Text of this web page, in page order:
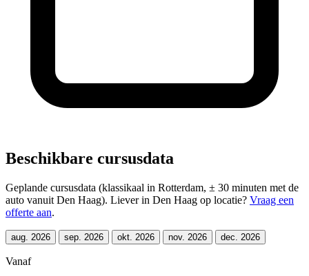
Beschikbare cursusdata
Geplande cursusdata (klassikaal in Rotterdam, ± 30 minuten met de
auto vanuit Den Haag). Liever in Den Haag op locatie? Vraag een
offerte aan.
aug. 2026 sep. 2026 okt. 2026 nov. 2026 dec. 2026
Vanaf